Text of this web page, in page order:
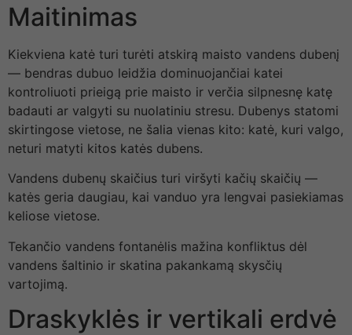
Maitinimas
Kiekviena katė turi turėti atskirą maisto vandens dubenį
— bendras dubuo leidžia dominuojančiai katei
kontroliuoti prieigą prie maisto ir verčia silpnesnę katę
badauti ar valgyti su nuolatiniu stresu. Dubenys statomi
skirtingose vietose, ne šalia vienas kito: katė, kuri valgo,
neturi matyti kitos katės dubens.
Vandens dubenų skaičius turi viršyti kačių skaičių —
katės geria daugiau, kai vanduo yra lengvai pasiekiamas
keliose vietose.
Tekančio vandens fontanėlis mažina konfliktus dėl
vandens šaltinio ir skatina pakankamą skysčių
vartojimą.
Draskyklės ir vertikali erdvė